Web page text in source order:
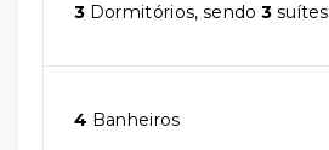
3 Dormitórios, sendo3 suítes
4 Banheiros